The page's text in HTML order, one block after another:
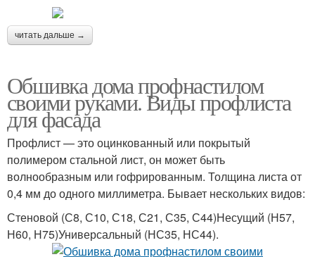
читать дальше →
Обшивка дома профнастилом
своими руками. Виды профлиста
для фасада
Профлист — это оцинкованный или покрытый
полимером стальной лист, он может быть
волнообразным или гофрированным. Толщина листа от
0,4 мм до одного миллиметра. Бывает нескольких видов:
Стеновой (С8, С10, С18, С21, С35, С44)Несущий (Н57,
Н60, Н75)Универсальный (НС35, НС44).